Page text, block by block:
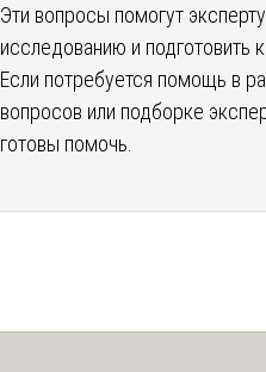
Эти вопросы помогут
исследованию и подготовить
Если потребуется помощь в
вопросов или подборке
готовы помочь.